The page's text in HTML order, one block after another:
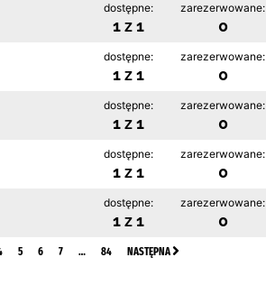
dostępne:
1 z 1
zarezerwowane:
0
dostępne:
1 z 1
zarezerwowane:
0
dostępne:
1 z 1
zarezerwowane:
0
dostępne:
1 z 1
zarezerwowane:
0
dostępne:
1 z 1
zarezerwowane:
0
5 6 7 … 84 NASTĘPNA